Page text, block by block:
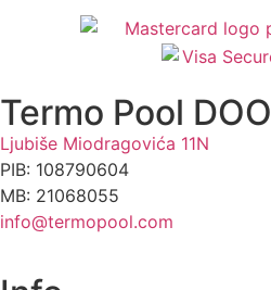
Termo Pool DOO
Ljubiše Miodragovića 11N
PIB: 108790604
MB: 21068055
info@termopool.com